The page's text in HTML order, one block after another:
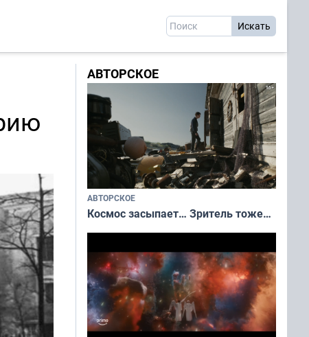
АВТОРСКОЕ
АВТОРСКОЕ
Космос засыпает… Зритель тоже…